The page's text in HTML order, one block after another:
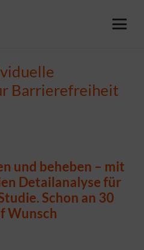
Barrierefreiheit
und beheben – mit
Detailanalyse für
Schon an 30
Wunsch